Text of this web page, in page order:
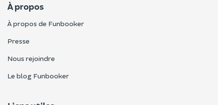
À propos
À propos de Funbooker
Presse
Nous rejoindre
Le blog Funbooker